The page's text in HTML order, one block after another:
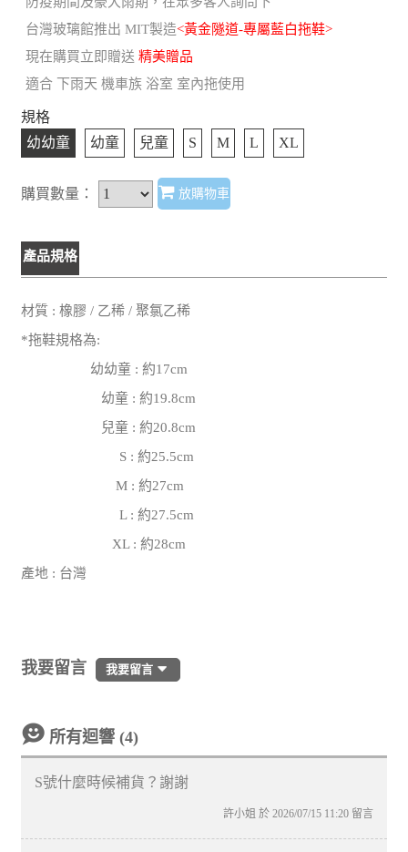
台灣玻璃館推出 MIT製造<黃金隧道-專屬藍白拖鞋>
現在購買立即贈送 精美贈品
適合 下雨天 機車族 浴室 室內拖使用
規格
幼幼童
幼童 兒童 S M L XL
購買數量： 放購物車
產品規格
材質 : 橡膠 / 乙稀 / 聚氯乙稀
*拖鞋規格為:
幼幼童 : 約17cm
幼童 : 約19.8cm
兒童 : 約20.8cm
S : 約25.5cm
M : 約27cm
L : 約27.5cm
XL : 約28cm
產地 : 台灣
我要留言 我要留言
所有迴響 (4)
S號什麼時候補貨？謝謝
許小姐 於 2026/07/15 11:20 留言